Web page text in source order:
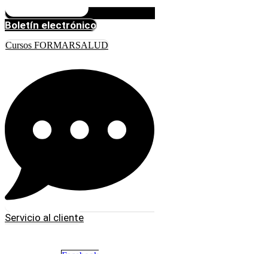
Boletín electrónico
Cursos FORMARSALUD
Servicio al cliente